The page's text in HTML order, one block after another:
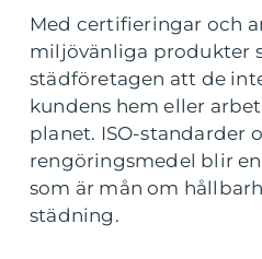
Med certifieringar och
miljövänliga produkter
städföretagen att de
kundens hem eller
planet. ISO-standarder
rengöringsmedel blir
som är mån om
städning.